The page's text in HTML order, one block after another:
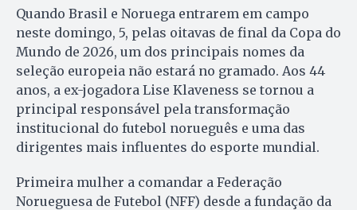
Quando Brasil e Noruega entrarem em campo
neste domingo, 5, pelas oitavas de final da Copa do
Mundo de 2026, um dos principais nomes da
seleção europeia não estará no gramado. Aos 44
anos, a ex-jogadora Lise Klaveness se tornou a
principal responsável pela transformação
institucional do futebol norueguês e uma das
dirigentes mais influentes do esporte mundial.
Primeira mulher a comandar a Federação
Norueguesa de Futebol (NFF) desde a fundação da